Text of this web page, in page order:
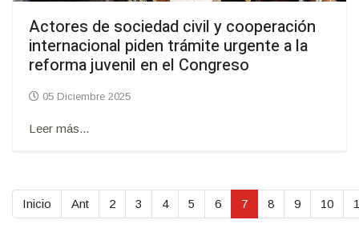
Actores de sociedad civil y cooperación
internacional piden trámite urgente a la
reforma juvenil en el Congreso
05 Diciembre 2025
Leer más...
Inicio Ant 2 3 4 5 6 7 8 9 10